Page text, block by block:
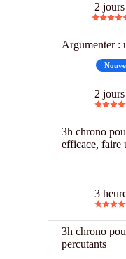
2 jours
Argumenter :
2 jours
3h chrono
efficace, faire
3
3h chrono
percutants